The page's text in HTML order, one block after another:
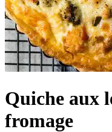
Quiche aux
fromage